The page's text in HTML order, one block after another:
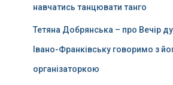
навчатись танцювати танго
Тетяна Добрянська – про Вечір
Івано-Франківську говоримо з
організаторкою